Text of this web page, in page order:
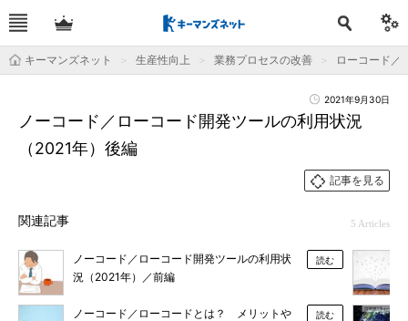
キーマンズネット 生産性向上 業務プロセスの改善 ローコード／
2021年9月30日
ノーコード／ローコード開発ツールの利用状況
（2021年）後編
記事を見る
関連記事 5 Articles
ノーコード／ローコード開発ツールの利用状
況（2021年）／前編
読む
ノーコード／ローコードとは？ メリットや
読む